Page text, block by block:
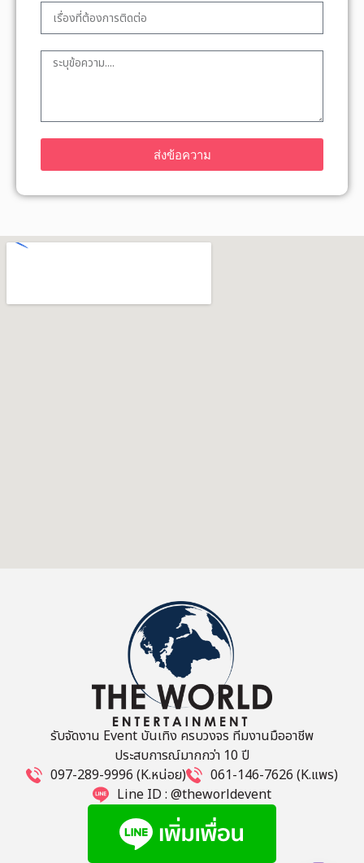
ส่งข้อความ
รับจัดงาน Event บันเทิง ครบวงจร ทีมงานมืออาชีพ
ประสบการณ์มากกว่า 10 ปี
097-289-9996 (K.หน่อย)
061-146-7626 (K.แพร)
Line ID : @theworldevent